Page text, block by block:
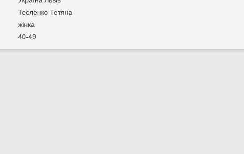
Тесленко Тетяна
жінка
40-49